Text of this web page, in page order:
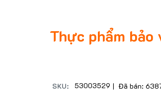
Thực phẩm bảo
SKU: 53003529 | Đã bán: